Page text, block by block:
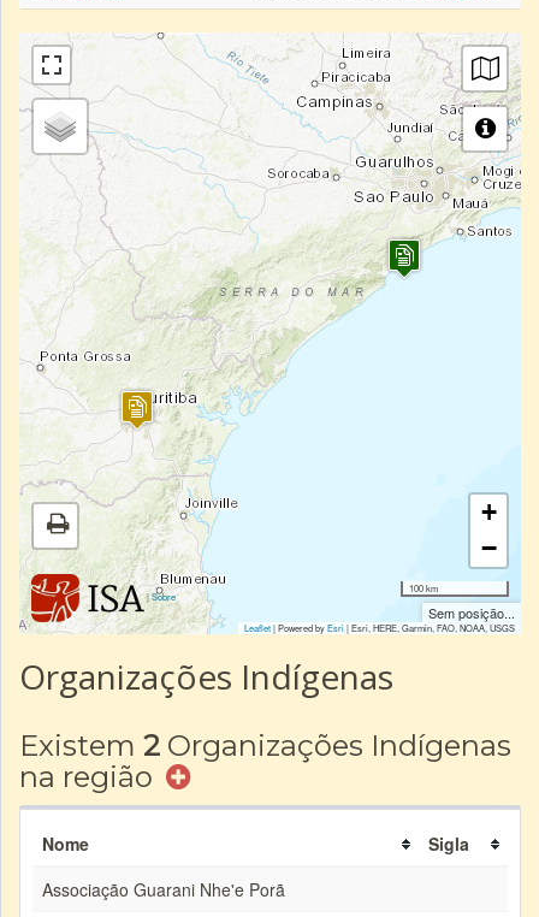
|Sobre
+
−
100 km
Sem posição...
Leaflet| Powered byEsri|Esri, HERE, Garmin, FAO, NOAA, USGS
Organizações Indígenas
Existem 2 Organizações Indígenas
na região
Nome
Sigla
Associação Guarani Nhe'e Porã